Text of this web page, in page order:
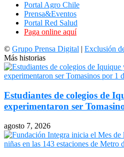
Portal Agro Chile
Prensa&Eventos
Portal Red Salud
Paga online aquí
© Grupo Prensa Digital | Exclusión
Más historias
Estudiantes de colegios de
experimentaron ser
agosto 7, 2026